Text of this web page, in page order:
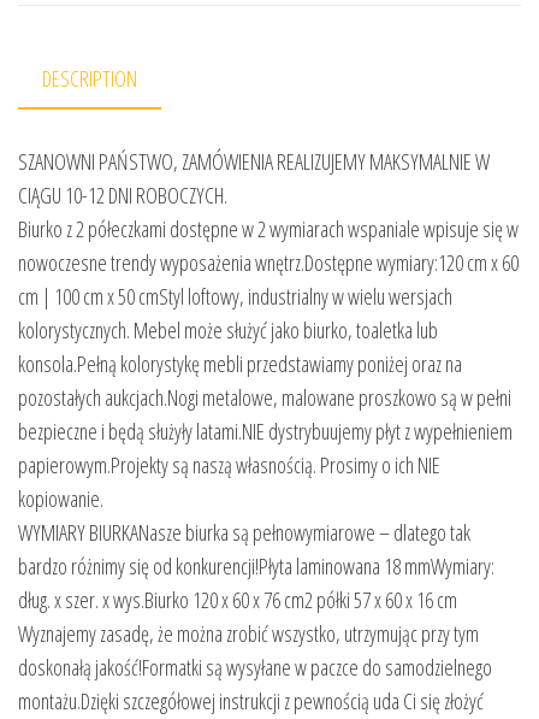
DESCRIPTION
SZANOWNI PAŃSTWO, ZAMÓWIENIA REALIZUJEMY MAKSYMALNIE W
CIĄGU 10-12 DNI ROBOCZYCH.
Biurko z 2 półeczkami dostępne w 2 wymiarach wspaniale wpisuje się w
nowoczesne trendy wyposażenia wnętrz.Dostępne wymiary:120 cm x 60
cm | 100 cm x 50 cmStyl loftowy, industrialny w wielu wersjach
kolorystycznych. Mebel może służyć jako biurko, toaletka lub
konsola.Pełną kolorystykę mebli przedstawiamy poniżej oraz na
pozostałych aukcjach.Nogi metalowe, malowane proszkowo są w pełni
bezpieczne i będą służyły latami.NIE dystrybuujemy płyt z wypełnieniem
papierowym.Projekty są naszą własnością. Prosimy o ich NIE
kopiowanie.
WYMIARY BIURKANasze biurka są pełnowymiarowe – dlatego tak
bardzo różnimy się od konkurencji!Płyta laminowana 18 mmWymiary:
dług. x szer. x wys.Biurko 120 x 60 x 76 cm2 półki 57 x 60 x 16 cm
Wyznajemy zasadę, że można zrobić wszystko, utrzymując przy tym
doskonałą jakość!Formatki są wysyłane w paczce do samodzielnego
montażu.Dzięki szczegółowej instrukcji z pewnością uda Ci się złożyć